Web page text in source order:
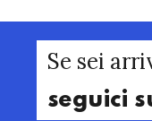
Se sei
seguici